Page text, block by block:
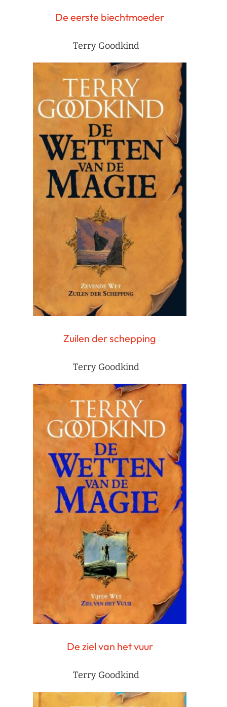
De eerste biechtmoeder
Terry Goodkind
Zuilen der schepping
Terry Goodkind
De ziel van het vuur
Terry Goodkind